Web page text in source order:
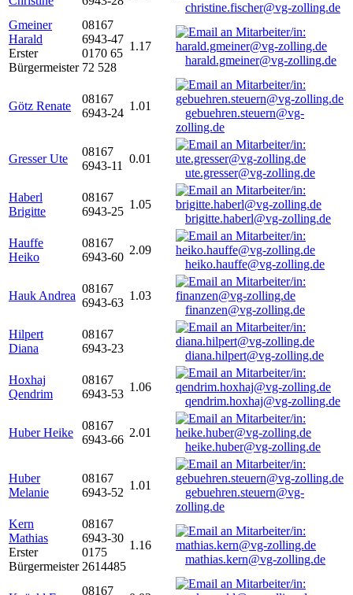
christine.fischer@vg-zolling.de
Gmeiner
Harald
Erster
Bürgermeister
08167
6943-47
0170 65
72 528
1.17
harald.gmeiner@vg-zolling.de
Götz Renate
08167
6943-24
1.01
gebuehren.steuern@vg-
zolling.de
Gresser Ute
08167
6943-11
0.01
ute.gresser@vg-zolling.de
Haberl
Brigitte
08167
6943-25
1.05
brigitte.haberl@vg-zolling.de
Hauffe
Heiko
08167
6943-60
2.09
heiko.hauffe@vg-zolling.de
Hauk Andrea
08167
6943-63
1.03
finanzen@vg-zolling.de
Hilpert
Diana
08167
6943-23
diana.hilpert@vg-zolling.de
Hoxhaj
Qendrim
08167
6943-53
1.06
qendrim.hoxhaj@vg-zolling.de
Huber Heike
08167
6943-66
2.01
heike.huber@vg-zolling.de
Huber
Melanie
08167
6943-52
1.01
gebuehren.steuern@vg-
zolling.de
Kern
Mathias
Erster
Bürgermeister
08167
6943-30
0175
2614485
1.16
mathias.kern@vg-zolling.de
08167